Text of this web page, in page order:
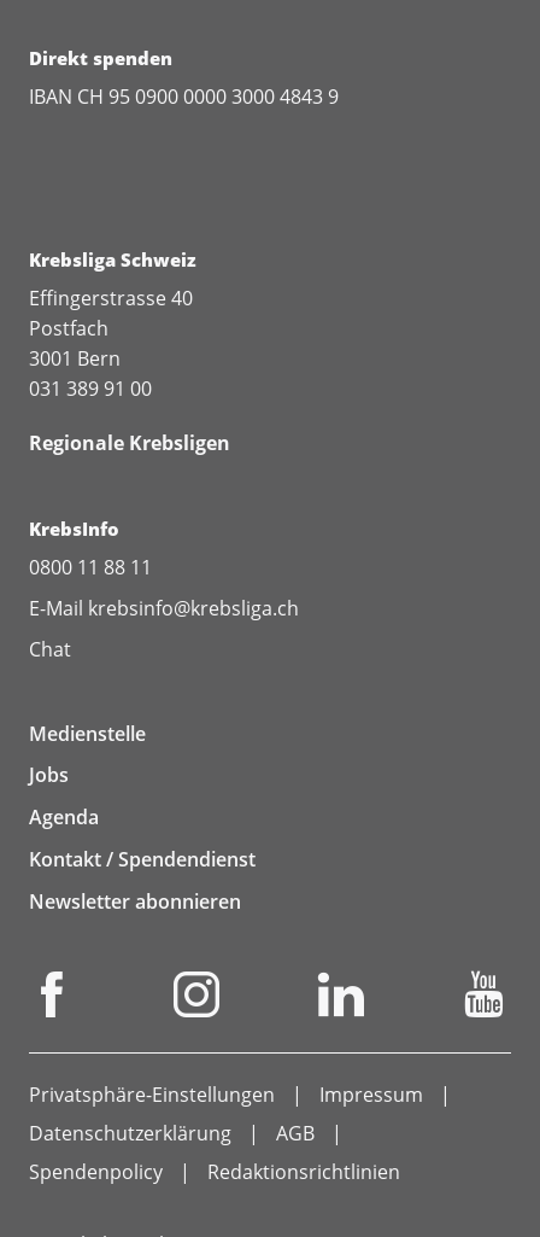
Direkt spenden
IBAN CH 95 0900 0000 3000 4843 9
Krebsliga Schweiz
Effingerstrasse 40
Postfach
3001 Bern
031 389 91 00
Regionale Krebsligen
KrebsInfo
0800 11 88 11
E-Mail krebsinfo@krebsliga.ch
Chat
Medienstelle
Jobs
Agenda
Kontakt / Spendendienst
Newsletter abonnieren
Privatsphäre-Einstellungen
Impressum
Datenschutzerklärung
AGB
Spendenpolicy
Redaktionsrichtlinien